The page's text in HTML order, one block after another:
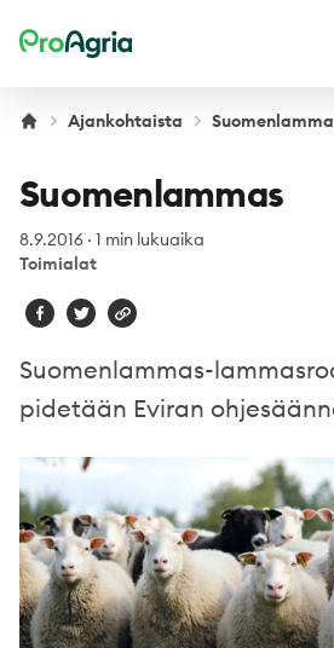
ProAgria
Ajankohtaista
Suomenlammas
8.9.2016 · 1 min lukuaika
Toimialat
Suomenlammas-
pidetään Eviran